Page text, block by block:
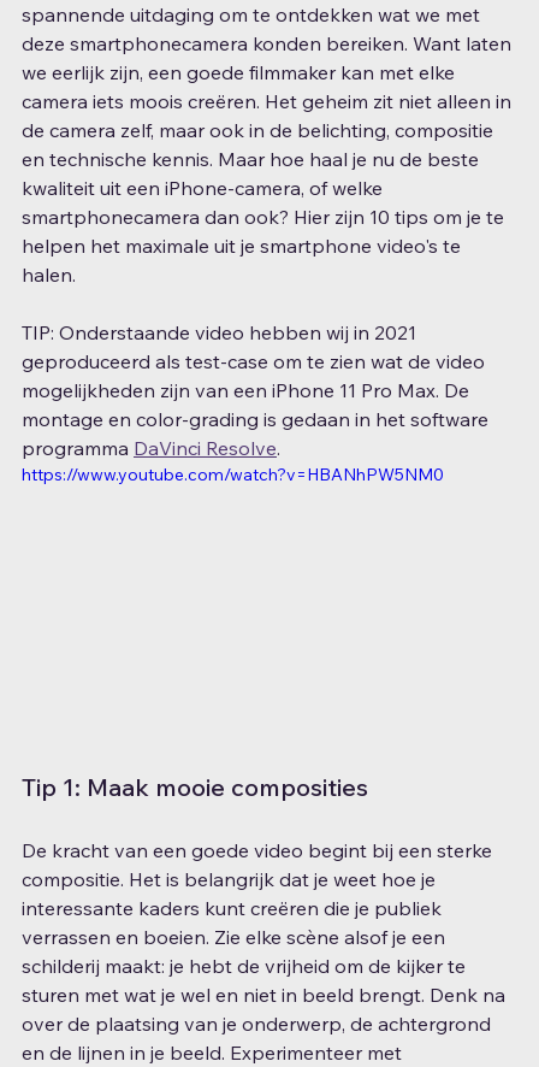
spannende uitdaging om te ontdekken wat we met
deze smartphonecamera konden bereiken. Want laten
we eerlijk zijn, een goede filmmaker kan met elke
camera iets moois creëren. Het geheim zit niet alleen in
de camera zelf, maar ook in de belichting, compositie
en technische kennis. Maar hoe haal je nu de beste
kwaliteit uit een iPhone-camera, of welke
smartphonecamera dan ook? Hier zijn 10 tips om je te
helpen het maximale uit je smartphone video's te
halen.
TIP: Onderstaande video hebben wij in 2021
geproduceerd als test-case om te zien wat de video
mogelijkheden zijn van een iPhone 11 Pro Max. De
montage en color-grading is gedaan in het software
programma DaVinci Resolve.
https://www.youtube.com/watch?v=HBANhPW5NM0
Tip 1: Maak mooie composities
De kracht van een goede video begint bij een sterke
compositie. Het is belangrijk dat je weet hoe je
interessante kaders kunt creëren die je publiek
verrassen en boeien. Zie elke scène alsof je een
schilderij maakt: je hebt de vrijheid om de kijker te
sturen met wat je wel en niet in beeld brengt. Denk na
over de plaatsing van je onderwerp, de achtergrond
en de lijnen in je beeld. Experimenteer met